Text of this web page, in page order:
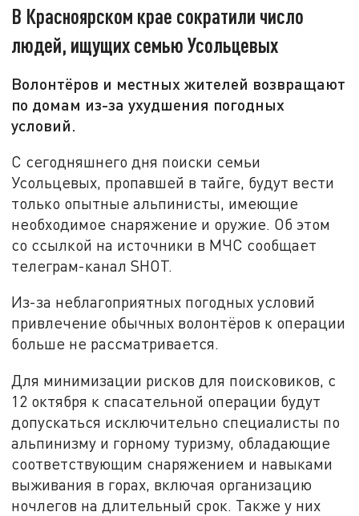
В Красноярском крае сократили число
людей, ищущих семью Усольцевых
Волонтёров и местных жителей возвращают
по домам из-за ухудшения погодных
условий.
С сегодняшнего дня поиски семьи
Усольцевых, пропавшей в тайге, будут вести
только опытные альпинисты, имеющие
необходимое снаряжение и оружие. Об этом
со ссылкой на источники в МЧС сообщает
телеграм-канал SHOT.
Из-за неблагоприятных погодных условий
привлечение обычных волонтёров к операции
больше не рассматривается.
Для минимизации рисков для поисковиков, с
12 октября к спасательной операции будут
допускаться исключительно специалисты по
альпинизму и горному туризму, обладающие
соответствующим снаряжением и навыками
выживания в горах, включая организацию
ночлегов на длительный срок. Также у них